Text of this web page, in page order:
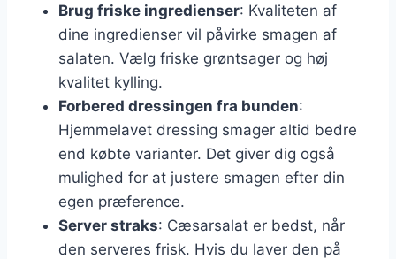
Brug friske ingredienser: Kvaliteten af
dine ingredienser vil påvirke smagen af
salaten. Vælg friske grøntsager og høj
kvalitet kylling.
Forbered dressingen fra bunden:
Hjemmelavet dressing smager altid bedre
end købte varianter. Det giver dig også
mulighed for at justere smagen efter din
egen præference.
Server straks: Cæsarsalat er bedst, når
den serveres frisk. Hvis du laver den på